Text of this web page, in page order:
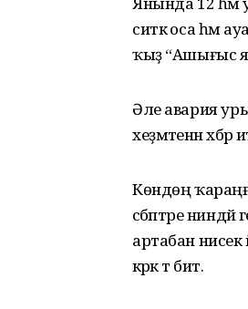
ситкә оса һәм
ҡыҙ “Ашығыс
Әле авария
хеҙмәтенән
Көндөң
сәбәптәре
артабан
кәрәк тә бит.